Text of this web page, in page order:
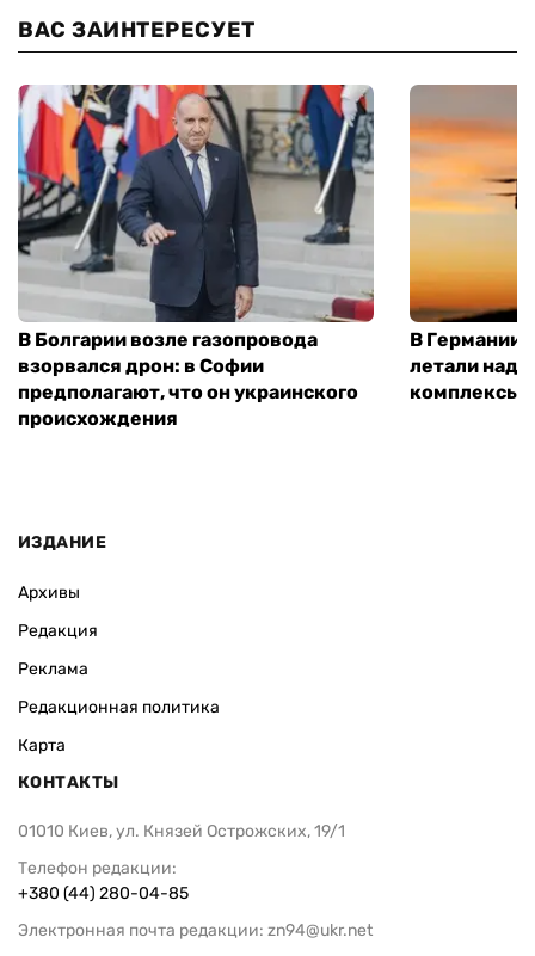
ВАС ЗАИНТЕРЕСУЕТ
В Болгарии возле газопровода
взорвался дрон: в Софии
предполагают, что он украинского
происхождения
В Германии
летали над
комплексы
ИЗДАНИЕ
Архивы
Редакция
Реклама
Редакционная политика
Карта
КОНТАКТЫ
01010 Киев, ул. Князей Острожских, 19/1
Телефон редакции:
+380 (44) 280-04-85
Электронная почта редакции: zn94@ukr.net